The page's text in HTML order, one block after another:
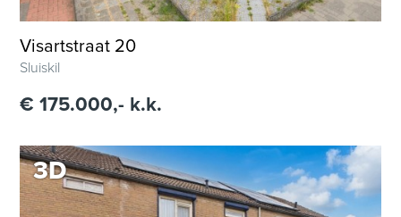
Visartstraat 20
Sluiskil
€ 175.000,- k.k.
3D